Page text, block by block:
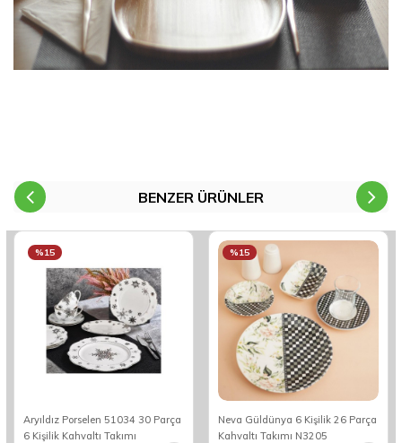
BENZER ÜRÜNLER
Aryıldız Porselen 51034 30 Parça
6 Kişilik Kahvaltı Takımı
%15
Neva Güldünya 6 Kişilik 26 Parça
Kahvaltı Takımı N3205
%15